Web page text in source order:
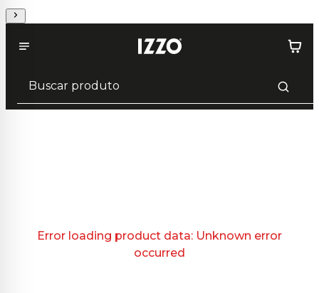
Error loading product data: Unknown error
occurred